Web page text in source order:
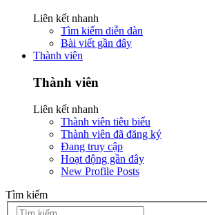
Liên kết nhanh
Tìm kiếm diễn đàn
Bài viết gần đây
Thành viên
Thành viên
Liên kết nhanh
Thành viên tiêu biểu
Thành viên đã đăng ký
Đang truy cập
Hoạt động gần đây
New Profile Posts
Tìm kiếm